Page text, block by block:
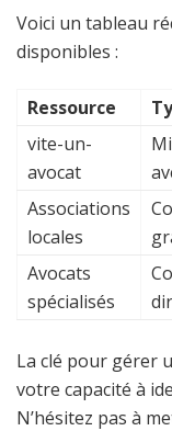
Voici un tableau
disponibles :
Ressource
vite-un-
avocat
Associations
locales
Avocats
spécialisés
La clé pour gérer
votre capacité à
N’hésitez pas à